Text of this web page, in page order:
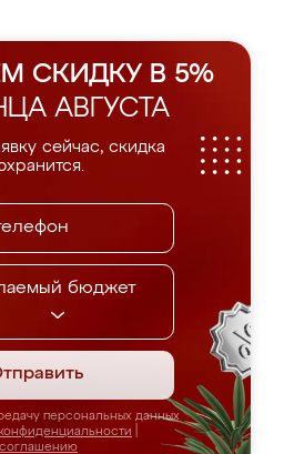
СКИДКУ В 5%
АВГУСТА
сейчас, скидка
бюджет
персональных данных
соглашению